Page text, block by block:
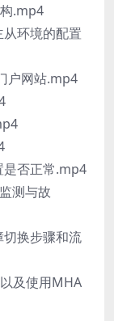
.mp4
环境的配置
户网站.mp4
是否正常.mp4
测与故
换步骤和流
及使用MHA